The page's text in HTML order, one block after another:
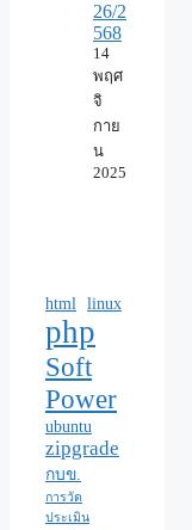
26/2
568
14
พฤศ
จิ
กาย
น
2025
html linux
php
Soft
Power
ubuntu
zipgrade
กบข.
การวัด
ประเมิน